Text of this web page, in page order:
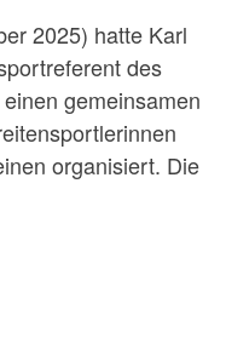
2025) hatte Karl
des
gemeinsamen
organisiert. Die